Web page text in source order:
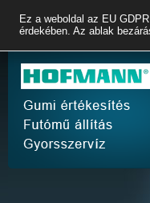
Ez a weboldal az EU
érdekében. Az ablak